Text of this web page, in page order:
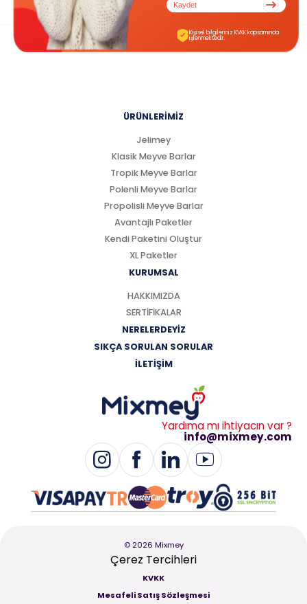
Kaydet
Kişisel bilgileriniz KVKK kapsamında
işlenmektedir.
ÜRÜNLERİMİZ
Jelimey
Klasik Meyve Barlar
Tropik Meyve Barlar
Polenli Meyve Barlar
Propolisli Meyve Barlar
Avantajlı Paketler
Kendi Paketini Oluştur
XL Paketler
KURUMSAL
HAKKIMIZDA
SERTİFİKALAR
NERELERDEYİZ
SIKÇA SORULAN SORULAR
İLETİŞİM
Yardıma mı ihtiyacın var ?
info@mixmey.com
© 2026 Mixmey
Çerez Tercihleri
KVKK
Mesafeli Satış Sözleşmesi